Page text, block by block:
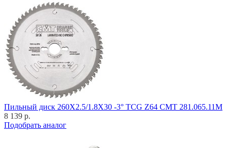
Пильный диск 260X2.5/1.8X30 -3° TCG Z64 CMT 281.065.11M
8 139 р.
Подобрать аналог